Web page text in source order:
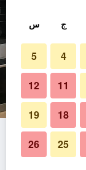
ج س
4
5
11
12
18
19
25
26